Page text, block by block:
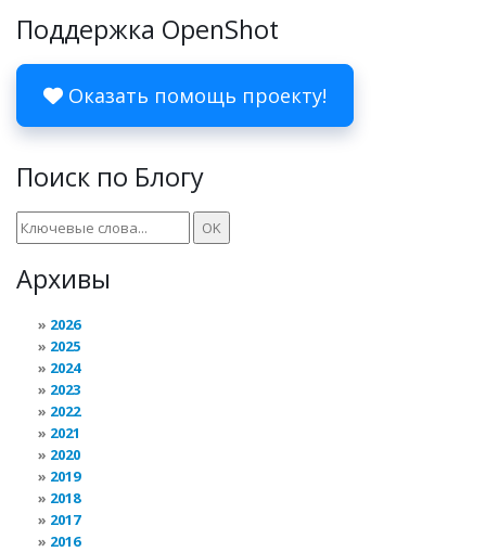
Поддержка OpenShot
Оказать помощь проекту!
Поиск по Блогу
Архивы
2026
2025
2024
2023
2022
2021
2020
2019
2018
2017
2016